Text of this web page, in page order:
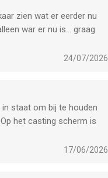
zien wat er eerder nu
war er nu is… graag
24/07/2026
in staat om bij te houden
het casting scherm is
ander programma. De
en zeker niets over
17/06/2026